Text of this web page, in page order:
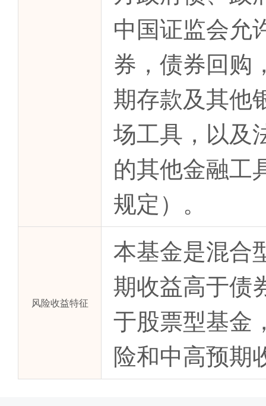
中国证监会允
券，债券回购
期存款及其他
场工具，以及
的其他金融工
规定）。
风险收益特征
本基金是混合
期收益高于债
于股票型基金
险和中高预期